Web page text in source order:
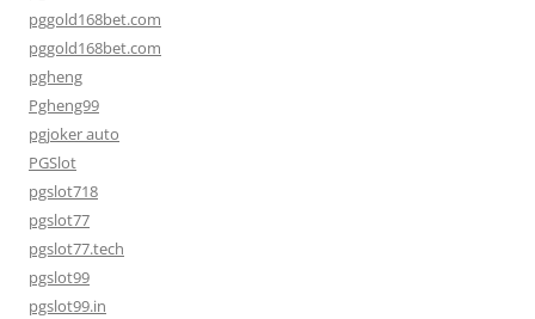
pggold168bet.com
pggold168bet.com
pgheng
Pgheng99
pgjoker auto
PGSlot
pgslot718
pgslot77
pgslot77.tech
pgslot99
pgslot99.in